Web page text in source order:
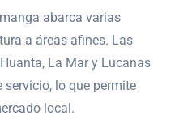
abarca varias
a áreas afines. Las
La Mar y Lucanas
lo que permite
local.